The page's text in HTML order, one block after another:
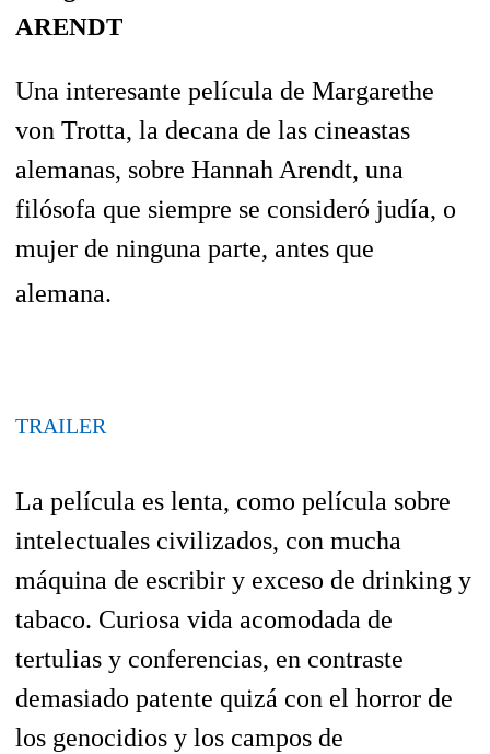
ARENDT
Una interesante película de Margarethe
von Trotta, la decana de las cineastas
alemanas, sobre Hannah Arendt, una
filósofa que siempre se consideró judía, o
mujer de ninguna parte, antes que
alemana.
TRAILER
La película es lenta, como película sobre
intelectuales civilizados, con mucha
máquina de escribir y exceso de drinking y
tabaco. Curiosa vida acomodada de
tertulias y conferencias, en contraste
demasiado patente quizá con el horror de
los genocidios y los campos de